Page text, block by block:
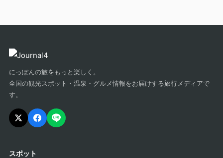
にっぽんの旅をもっと楽しく。
全国の観光スポット・温泉・グルメ情報をお届けする旅行メディアで
す。
スポット